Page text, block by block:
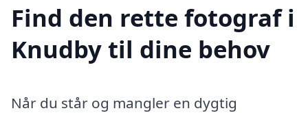
Find den rette fotograf i
Knudby til dine behov
Når du står og mangler en dygtig